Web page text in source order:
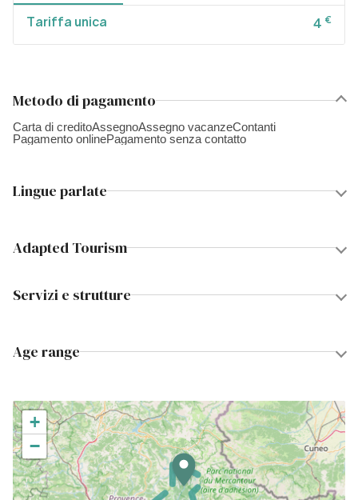
Tariffa unica 4 €
Metodo di pagamento
Carta di creditoAssegnoAssegno vacanzeContanti
Pagamento onlinePagamento senza contatto
Lingue parlate
Adapted Tourism
Servizi e strutture
Age range
+
−